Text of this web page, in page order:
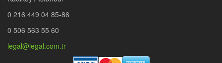
0 216 449 04 85-86
0 506 563 55 60
legal@legal.com.tr